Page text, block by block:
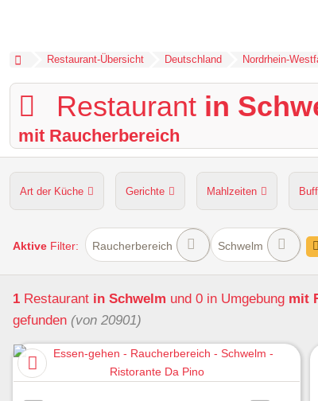
Restaurant-Übersicht Deutschland Nordrhein-
Restaurant in
mit Raucherbereich
Art der Küche Gerichte Mahlzeiten
Hunde erlaubt Kapazität Sitzplätze im Freien
Aktive Filter: Raucherbereich Schwelm
1 Restaurant in Schwelm und 0 in Umgebung mit
gefunden (von 20901)